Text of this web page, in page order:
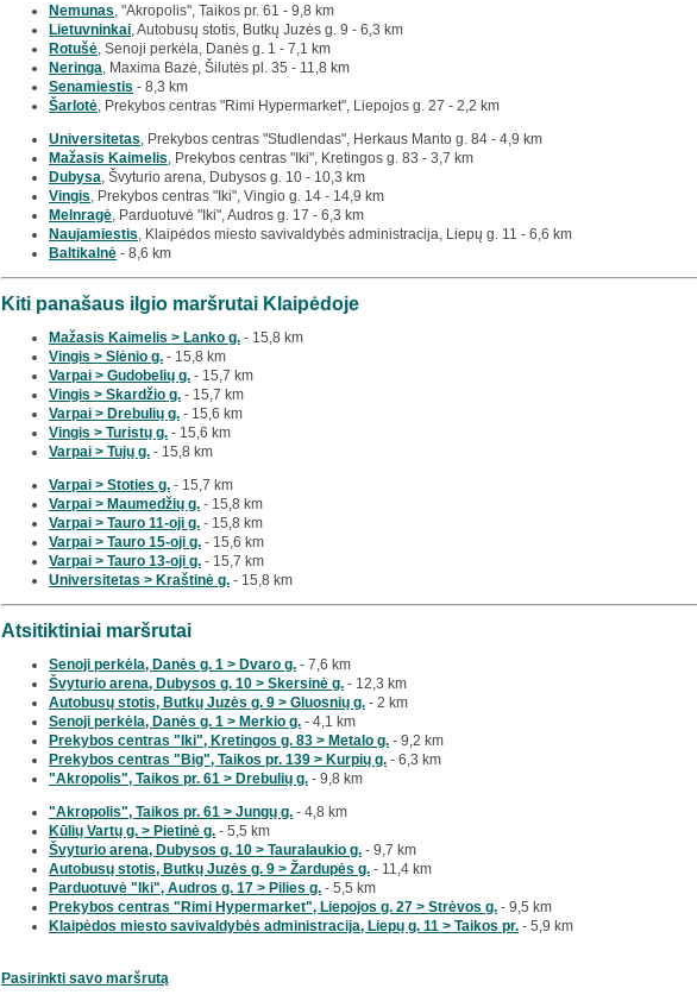
Nemunas , "Akropolis", Taikos pr. 61 - 9,8 km
Lietuvninkai , Autobusų stotis, Butkų Juzės g. 9 - 6,3 km
Rotušė , Senoji perkėla, Danės g. 1 - 7,1 km
Neringa , Maxima Bazė, Šilutės pl. 35 - 11,8 km
Senamiestis - 8,3 km
Šarlotė , Prekybos centras "Rimi Hypermarket", Liepojos g. 27 - 2,2 km
Universitetas , Prekybos centras "Studlendas", Herkaus Manto g. 84 - 4,9 km
Mažasis Kaimelis , Prekybos centras "Iki", Kretingos g. 83 - 3,7 km
Dubysa , Švyturio arena, Dubysos g. 10 - 10,3 km
Vingis , Prekybos centras "Iki", Vingio g. 14 - 14,9 km
Melnragė , Parduotuvė "Iki", Audros g. 17 - 6,3 km
Naujamiestis , Klaipėdos miesto savivaldybės administracija, Liepų g. 11 - 6,6 km
Baltikalnė - 8,6 km
Kiti panašaus ilgio maršrutai Klaipėdoje
Mažasis Kaimelis > Lanko g. - 15,8 km
Vingis > Slėnio g. - 15,8 km
Varpai > Gudobelių g. - 15,7 km
Vingis > Skardžio g. - 15,7 km
Varpai > Drebulių g. - 15,6 km
Vingis > Turistų g. - 15,6 km
Varpai > Tujų g. - 15,8 km
Varpai > Stoties g. - 15,7 km
Varpai > Maumedžių g. - 15,8 km
Varpai > Tauro 11-oji g. - 15,8 km
Varpai > Tauro 15-oji g. - 15,6 km
Varpai > Tauro 13-oji g. - 15,7 km
Universitetas > Kraštinė g. - 15,8 km
Atsitiktiniai maršrutai
Senoji perkėla, Danės g. 1 > Dvaro g. - 7,6 km
Švyturio arena, Dubysos g. 10 > Skersinė g. - 12,3 km
Autobusų stotis, Butkų Juzės g. 9 > Gluosnių g. - 2 km
Senoji perkėla, Danės g. 1 > Merkio g. - 4,1 km
Prekybos centras "Iki", Kretingos g. 83 > Metalo g. - 9,2 km
Prekybos centras "Big", Taikos pr. 139 > Kurpių g. - 6,3 km
"Akropolis", Taikos pr. 61 > Drebulių g. - 9,8 km
"Akropolis", Taikos pr. 61 > Jungų g. - 4,8 km
Kūlių Vartų g. > Pietinė g. - 5,5 km
Švyturio arena, Dubysos g. 10 > Tauralaukio g. - 9,7 km
Autobusų stotis, Butkų Juzės g. 9 > Žardupės g. - 11,4 km
Parduotuvė "Iki", Audros g. 17 > Pilies g. - 5,5 km
Prekybos centras "Rimi Hypermarket", Liepojos g. 27 > Strėvos g. - 9,5 km
Klaipėdos miesto savivaldybės administracija, Liepų g. 11 > Taikos pr. - 5,9 km
Pasirinkti savo maršrutą